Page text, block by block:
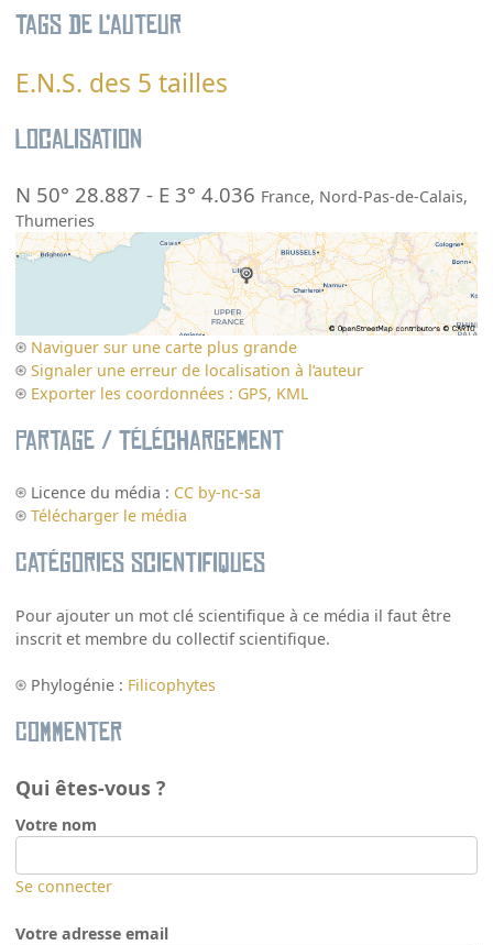
Tags de l’auteur
E.N.S. des 5 tailles
Localisation
N 50° 28.887 - E 3° 4.036 France, Nord-Pas-de-Calais,
Thumeries
Naviguer sur une carte plus grande
Signaler une erreur de localisation à l’auteur
Exporter les coordonnées : GPS, KML
Partage / Téléchargement
Licence du média : CC by-nc-sa
Télécharger le média
Catégories scientifiques
Pour ajouter un mot clé scientifique à ce média il faut être
inscrit et membre du collectif scientifique.
Phylogénie : Filicophytes
Commenter
Qui êtes-vous ?
Votre nom
Se connecter
Votre adresse email